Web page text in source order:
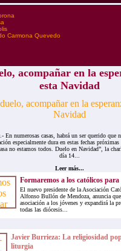
Carmona Quevedo
acompañar en la
esta Navidad
numerosas casas, habrá un ser querido que
especialmente dura en estas fechas
no estamos todos. Duelo en Navidad”, la
día 14...
Leer más...
Formaremos a los católicos
El nuevo presidente de la Asociación
Alfonso Bullón de Mendoza, anuncia
asociación a los jóvenes y expandirá la
todas las diócesis...
Ja­vier Bu­rrie­za: La re­li­gio­si­dad
li­tur­gia